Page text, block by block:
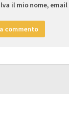
il mio nome,